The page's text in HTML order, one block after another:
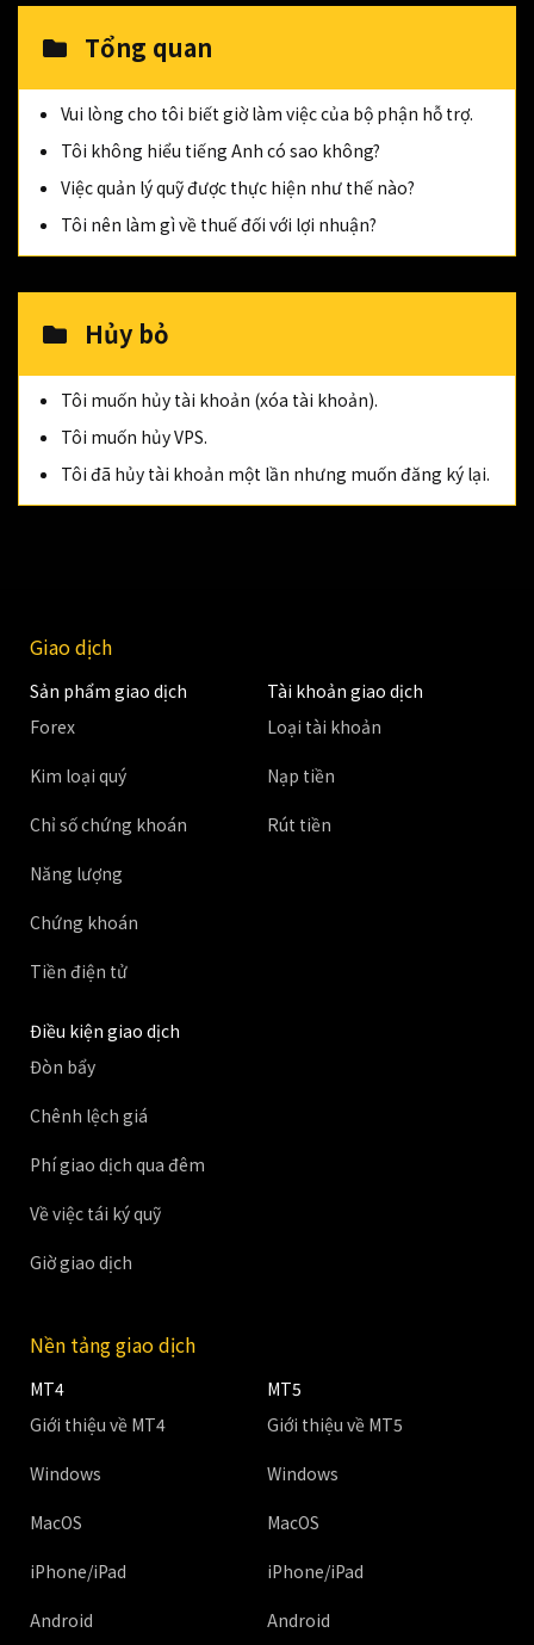
Tổng quan
Vui lòng cho tôi biết giờ làm việc của bộ phận hỗ trợ.
Tôi không hiểu tiếng Anh có sao không?
Việc quản lý quỹ được thực hiện như thế nào?
Tôi nên làm gì về thuế đối với lợi nhuận?
Hủy bỏ
Tôi muốn hủy tài khoản (xóa tài khoản).
Tôi muốn hủy VPS.
Tôi đã hủy tài khoản một lần nhưng muốn đăng ký lại.
Giao dịch
Sản phẩm giao dịch
Forex
Kim loại quý
Chỉ số chứng khoán
Năng lượng
Chứng khoán
Tiền điện tử
Tài khoản giao dịch
Loại tài khoản
Nạp tiền
Rút tiền
Điều kiện giao dịch
Đòn bẩy
Chênh lệch giá
Phí giao dịch qua đêm
Về việc tái ký quỹ
Giờ giao dịch
Nền tảng giao dịch
MT4
Giới thiệu về MT4
Windows
MacOS
iPhone/iPad
Android
MT5
Giới thiệu về MT5
Windows
MacOS
iPhone/iPad
Android